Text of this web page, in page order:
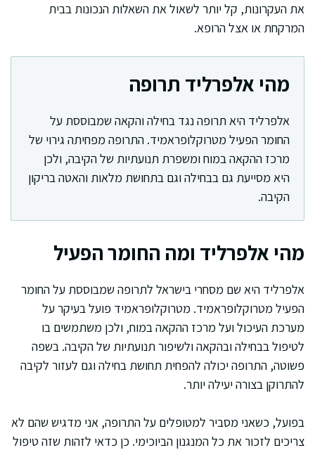
את העקרונות, קל יותר לשאול את השאלות הנכונות בבית
המרקחת או אצל הרופא.
מהי אלפרליד תרופה
אלפרליד היא תרופה נגד בחילה והקאה שמבוססת על
החומר הפעיל מטרוקלופראמיד. התרופה מפחיתה גירוי של
מרכז ההקאה במוח ומשפרת תנועתיות של הקיבה, ולכן
היא מסייעת גם בבחילה וגם בתחושת מלאות והאטה בריקון
הקיבה.
מהי אלפרליד ומה החומר הפעיל
אלפרליד היא שם מסחרי בישראל לתרופה שמבוססת על החומר
הפעיל מטרוקלופראמיד. מטרוקלופראמיד פועל בעיקר על
מערכת העיכול ועל מרכז ההקאה במוח, ולכן משתמשים בו
לטיפול בבחילה ובהקאה ולשיפור תנועתיות של הקיבה. בשפה
פשוטה, התרופה יכולה להפחית תחושת בחילה וגם לעזור לקיבה
להתרוקן בצורה יעילה יותר.
בפועל, כשאני מסביר למטופלים על התרופה, אני מדגיש שהם לא
צריכים לזכור את כל המנגנון הביוכימי. כן כדאי לזהות שזה טיפול